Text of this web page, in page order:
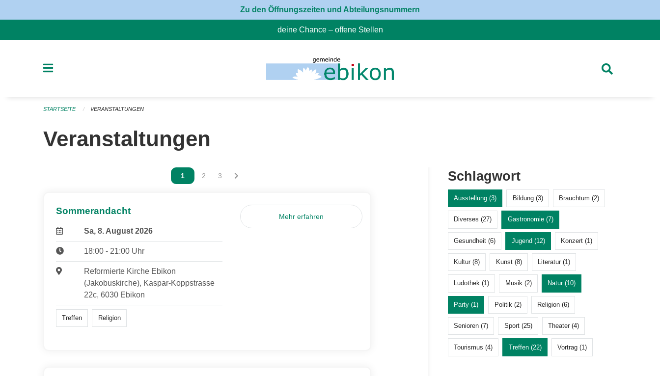
Zu den Öffnungszeiten und Abteilungsnummern
deine Chance – offene Stellen
STARTSEITE VERANSTALTUNGEN
Veranstaltungen
Vous êtes sur la page
1 Vous êtes sur la page
2 Vous êtes sur la page
3
Sommerandacht
Sa, 8. August 2026
18:00 - 21:00 Uhr
Reformierte Kirche Ebikon
(Jakobuskirche), Kaspar-Koppstrasse
22c, 6030 Ebikon
Treffen Religion
Mehr erfahren
Schlagwort
Ausstellung (3) Bildung (3) Brauchtum (2)
Diverses (27) Gastronomie (7)
Gesundheit (6) Jugend (12) Konzert (1)
Kultur (8) Kunst (8) Literatur (1)
Ludothek (1) Musik (2) Natur (10)
Party (1) Politik (2) Religion (6)
Senioren (7) Sport (25) Theater (4)
Tourismus (4) Treffen (22) Vortrag (1)